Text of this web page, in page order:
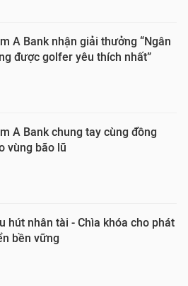
A Bank nhận giải thưởng “Ngân
được golfer yêu thích nhất”
A Bank chung tay cùng đồng
vùng bão lũ
hút nhân tài - Chìa khóa cho phát
bền vững